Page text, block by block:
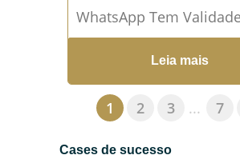
WhatsApp Tem
o Que Diz a
mundo digital, muitas
relações comerciais e
pessoais são
Leia mais →
Leia mais
1 2 3 ... 7
Cases de sucesso